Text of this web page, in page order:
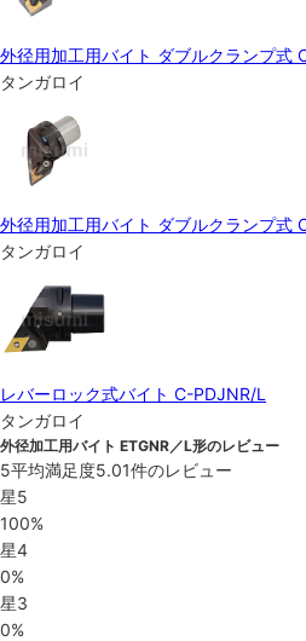
外径用加工用バイト ダブルクランプ式
タンガロイ
外径用加工用バイト ダブルクランプ式
タンガロイ
レバーロック式バイト C-PDJNR/L
タンガロイ
外径加工用バイト ETGNR／L形のレビュー
5平均満足度5.01件のレビュー
星5
100%
星4
0%
星3
0%